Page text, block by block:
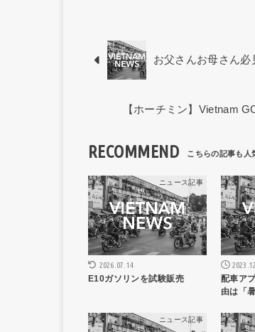
お父さんお母さん
【ホーチミン】Vietnam
RECOMMEND
ニュース記事
2026.07.14
E10ガソリンを試験販売
配車ア
由は「
ニュース記事